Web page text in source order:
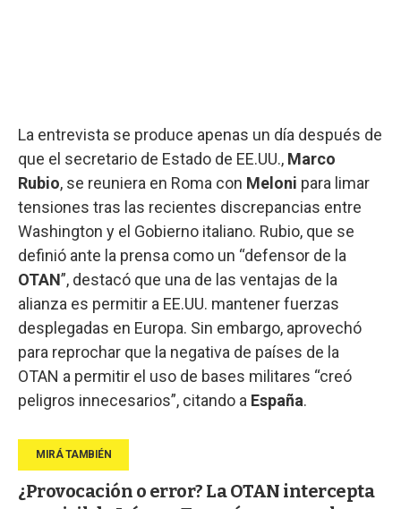
La entrevista se produce apenas un día después de
que el secretario de Estado de EE.UU., Marco
Rubio, se reuniera en Roma con Meloni para limar
tensiones tras las recientes discrepancias entre
Washington y el Gobierno italiano. Rubio, que se
definió ante la prensa como un “defensor de la
OTAN”, destacó que una de las ventajas de la
alianza es permitir a EE.UU. mantener fuerzas
desplegadas en Europa. Sin embargo, aprovechó
para reprochar que la negativa de países de la
OTAN a permitir el uso de bases militares “creó
peligros innecesarios”, citando a España.
¿Provocación o error? La OTAN intercepta